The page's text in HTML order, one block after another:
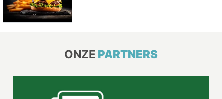
ONZE PARTNERS